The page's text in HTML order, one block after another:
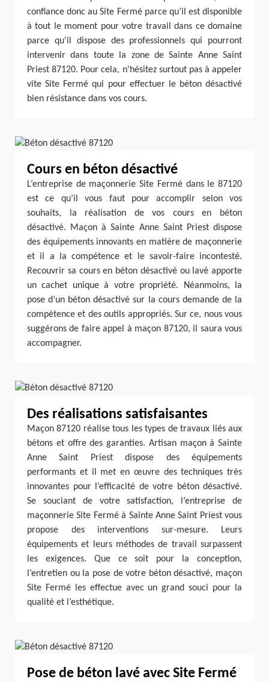
confiance donc au Site Fermé parce qu’il est disponible
à tout le moment pour votre travail dans ce domaine
parce qu'il dispose des professionnels qui pourront
intervenir dans toute la zone de Sainte Anne Saint
Priest 87120. Pour cela, n'hésitez surtout pas à appeler
vite Site Fermé qui pour effectuer le béton désactivé
bien résistance dans vos cours.
Cours en béton désactivé
L’entreprise de maçonnerie Site Fermé dans le 87120
est ce qu’il vous faut pour accomplir selon vos
souhaits, la réalisation de vos cours en béton
désactivé. Maçon à Sainte Anne Saint Priest dispose
des équipements innovants en matière de maçonnerie
et il a la compétence et le savoir-faire incontesté.
Recouvrir sa cours en béton désactivé ou lavé apporte
un cachet unique à votre propriété. Néanmoins, la
pose d’un béton désactivé sur la cours demande de la
compétence et des outils appropriés. Sur ce, nous vous
suggérons de faire appel à maçon 87120, il saura vous
accompagner.
Des réalisations satisfaisantes
Maçon 87120 réalise tous les types de travaux liés aux
bétons et offre des garanties. Artisan maçon à Sainte
Anne Saint Priest dispose des équipements
performants et il met en œuvre des techniques très
innovantes pour l’efficacité de votre béton désactivé.
Se souciant de votre satisfaction, l’entreprise de
maçonnerie Site Fermé à Sainte Anne Saint Priest vous
propose des interventions sur-mesure. Leurs
équipements et leurs méthodes de travail surpassent
les exigences. Que ce soit pour la conception,
l’entretien ou la pose de votre béton désactivé, maçon
Site Fermé les effectue avec un grand souci pour la
qualité et l’esthétique.
Pose de béton lavé avec Site Fermé